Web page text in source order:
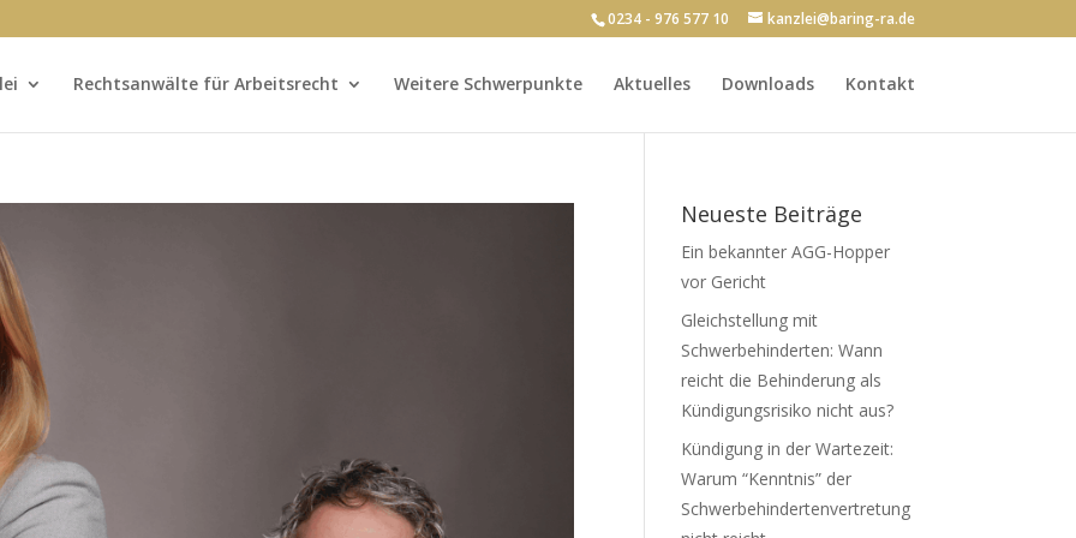
0234 - 976 577 10 kanzlei@baring-ra.de
Rechtsanwälte für Arbeitsrecht Weitere Schwerpunkte Aktuelles Downloads Kontakt
Neueste Beiträge
Ein bekannter AGG-Hopper
vor Gericht
Gleichstellung mit
Schwerbehinderten: Wann
reicht die Behinderung als
Kündigungsrisiko nicht aus?
Kündigung in der Wartezeit:
Warum “Kenntnis” der
Schwerbehindertenvertretung